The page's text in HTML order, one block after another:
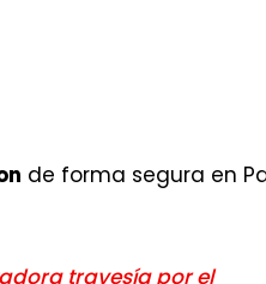
de forma segura en
travesía por el